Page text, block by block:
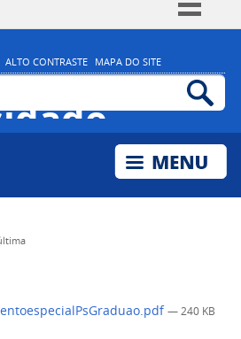
Comunica BR
Legislação
ALTO CONTRASTE MAPA DO SITE
do Vale do
— 240 KB